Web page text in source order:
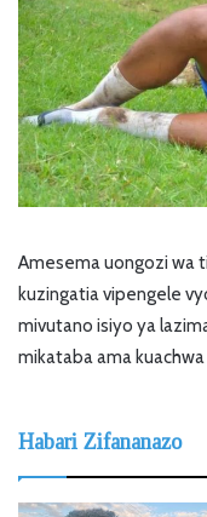
Amesema uongozi wa
kuzingatia vipengele
mivutano isiyo ya
mikataba ama
Habari Zifananazo